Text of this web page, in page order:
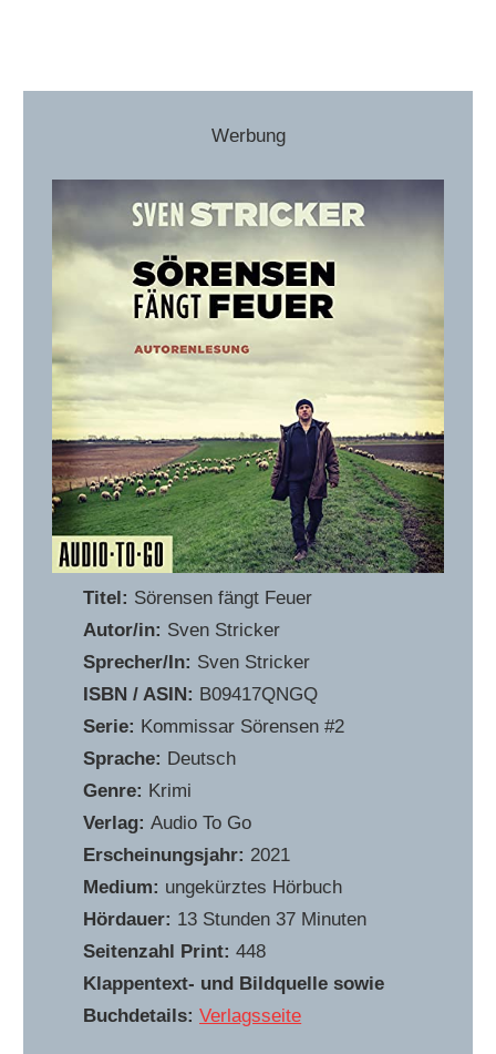
Werbung
Titel: Sörensen fängt Feuer
Autor/in: Sven Stricker
Sprecher/In: Sven Stricker
ISBN / ASIN: ‎B09417QNGQ
Serie: Kommissar Sörensen #2
Sprache: Deutsch
Genre: Krimi
Verlag:Audio To Go
Erscheinungsjahr: 2021
Medium: ungekürztes Hörbuch
Hördauer: 13 Stunden 37 Minuten
Seitenzahl Print: 448
Klappentext- und Bildquelle sowie
Buchdetails: Verlagsseite